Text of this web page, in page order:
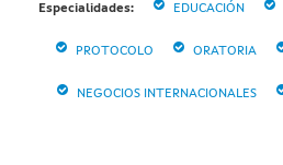
Especialidades: EDUCACIÓN
PROTOCOLO ORATORIA
NEGOCIOS INTERNACIONALES